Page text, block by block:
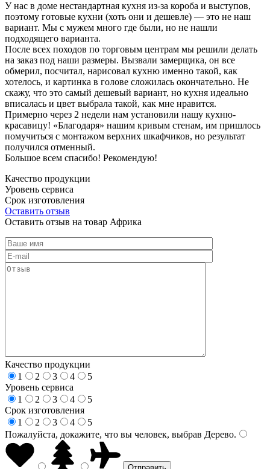
У нас в доме нестандартная кухня из-за короба и выступов,
поэтому готовые кухни (хоть они и дешевле) — это не наш
вариант. Мы с мужем много где были, но не нашли
подходящего варианта.
После всех походов по торговым центрам мы решили делать
на заказ под наши размеры. Вызвали замерщика, он все
обмерил, посчитал, нарисовал кухню именно такой, как
хотелось, и картинка в голове сложилась окончательно. Не
скажу, что это самый дешевый вариант, но кухня идеально
вписалась и цвет выбрала такой, как мне нравится.
Примерно через 2 недели нам установили нашу кухню-
красавицу! «Благодаря» нашим кривым стенам, им пришлось
помучиться с монтажом верхних шкафчиков, но результат
получился отменный.
Большое всем спасибо! Рекомендую!
Качество продукции
Уровень сервиса
Срок изготовления
Оставить отзыв
Оставить отзыв на товар Африка
Качество продукции
1
2 3 4
5
Уровень сервиса
1
2 3 4
5
Срок изготовления
1
2 3 4
5
Пожалуйста, докажите, что вы человек, выбрав Дерево.